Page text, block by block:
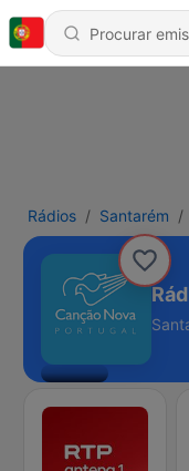
Rádios Santarém